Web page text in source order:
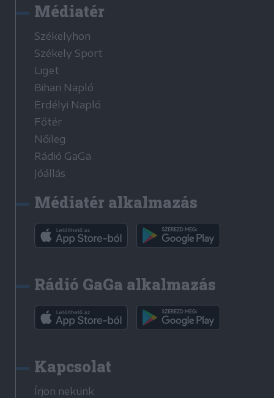
Médiatér
Székelyhon
Székely Sport
Liget
Bihari Napló
Erdélyi Napló
Főtér
Nőileg
Rádió GaGa
Jóállás
Médiatér alkalmazás
Rádió GaGa alkalmazás
Kapcsolat
Írjon nekünk